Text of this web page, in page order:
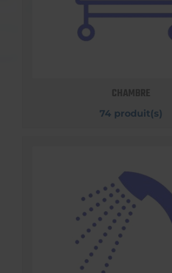
CHAMBRE
74 produit(s)